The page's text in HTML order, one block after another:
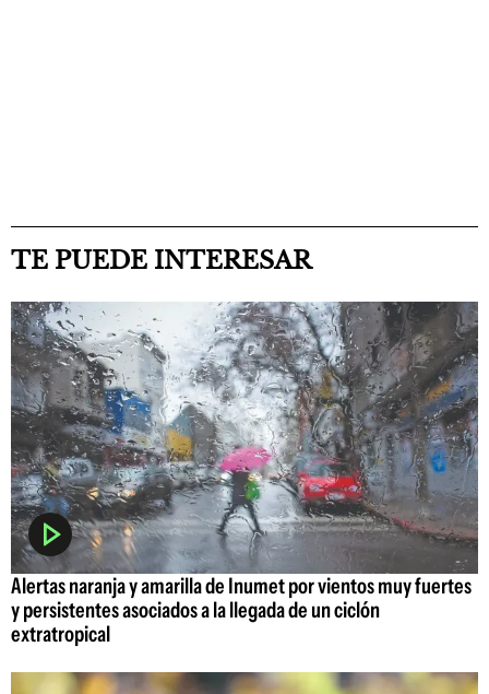
TE PUEDE INTERESAR
Alertas naranja y amarilla de Inumet por vientos muy fuertes
y persistentes asociados a la llegada de un ciclón
extratropical